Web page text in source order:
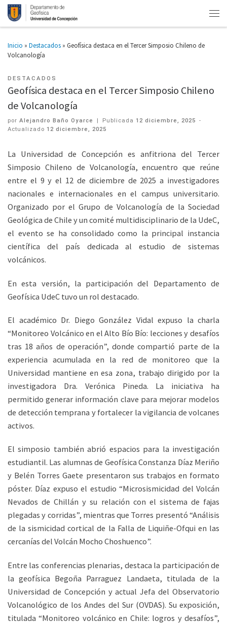
Inicio » Destacados » Geofísica destaca en el Tercer Simposio Chileno de
Volcanología
DESTACADOS
Geofísica destaca en el Tercer Simposio Chileno
de Volcanología
por Alejandro Baño Oyarce | Publicada12 diciembre, 2025 -
Actualizado 12 diciembre, 2025
La Universidad de Concepción es anfitriona del Tercer
Simposio Chileno de Volcanología, encuentro que reúne
entre el 9 y el 12 de diciembre de 2025 a investigadores
nacionales e internacionales en el campus universitario.
Organizado por el Grupo de Volcanología de la Sociedad
Geológica de Chile y un comité multidisciplinario de la UdeC,
el evento se ha consolidado como la principal instancia
científica del país dedicada al estudio de sistemas
volcánicos.
En esta versión, la participación del Departamento de
Geofísica UdeC tuvo un rol destacado.
El académico Dr. Diego González Vidal expuso la charla
“Monitoreo Volcánico en el Alto Bío Bío: lecciones y desafíos
tras 18 años de operación”, donde compartió parte de la
experiencia acumulada en la red de monitoreo que la
Universidad mantiene en esa zona, trabajo dirigido por la
investigadora Dra. Verónica Pineda. La iniciativa ha
permitido generar información clave para mejorar modelos
de detección temprana y fortalecer la vigilancia de volcanes
activos.
El simposio también abrió espacios para la investigación
estudiantil. Las alumnas de Geofísica Constanza Díaz Meriño
y Belén Torres Gaete presentaron sus trabajos en formato
póster. Díaz expuso el estudio “Microsismicidad del Volcán
Nevados de Chillán y su relación con el sistema de fajas
plegadas y corridas”, mientras que Torres presentó “Análisis
de la sismicidad cortical de la Falla de Liquiñe-Ofqui en las
cercanías del Volcán Mocho Choshuenco”.
Entre las conferencias plenarias, destaca la participación de
la geofísica Begoña Parraguez Landaeta, titulada de la
Universidad de Concepción y actual Jefa del Observatorio
Volcanológico de los Andes del Sur (OVDAS). Su exposición,
titulada “Monitoreo volcánico en Chile: logros y desafíos”,